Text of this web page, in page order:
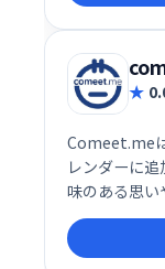
Comeet.me
レンダーに
味のある思い